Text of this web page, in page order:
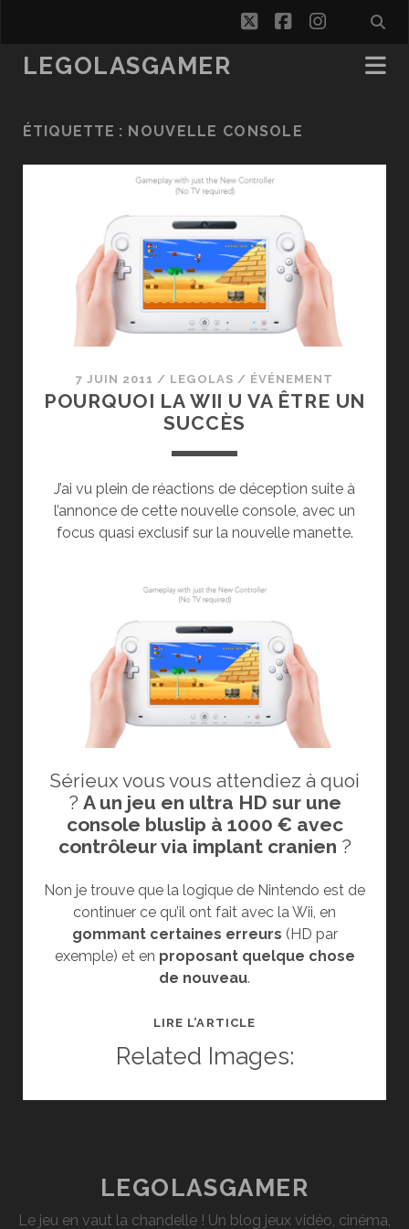
twitterfacebook
LEGOLASGAMER
ÉTIQUETTE : NOUVELLE CONSOLE
7 JUIN 2011 / LEGOLAS / ÉVÉNEMENT
POURQUOI LA WII U VA ÊTRE UN
SUCCÈS
J’ai vu plein de réactions de déception suite à
l’annonce de cette nouvelle console, avec un
focus quasi exclusif sur la nouvelle manette.
Sérieux vous vous attendiez à quoi
? A un jeu en ultra HD sur une
console bluslip à 1000 € avec
contrôleur via implant cranien ?
Non je trouve que la logique de Nintendo est de
continuer ce qu’il ont fait avec la Wii, en
gommant certaines erreurs (HD par
exemple) et en proposant quelque chose
de nouveau.
LIRE L’ARTICLEPOURQUOI
WII
Related Images:
LEGOLASGAMER
Le jeu en vaut la chandelle ! Un blog jeux vidéo, cinéma,